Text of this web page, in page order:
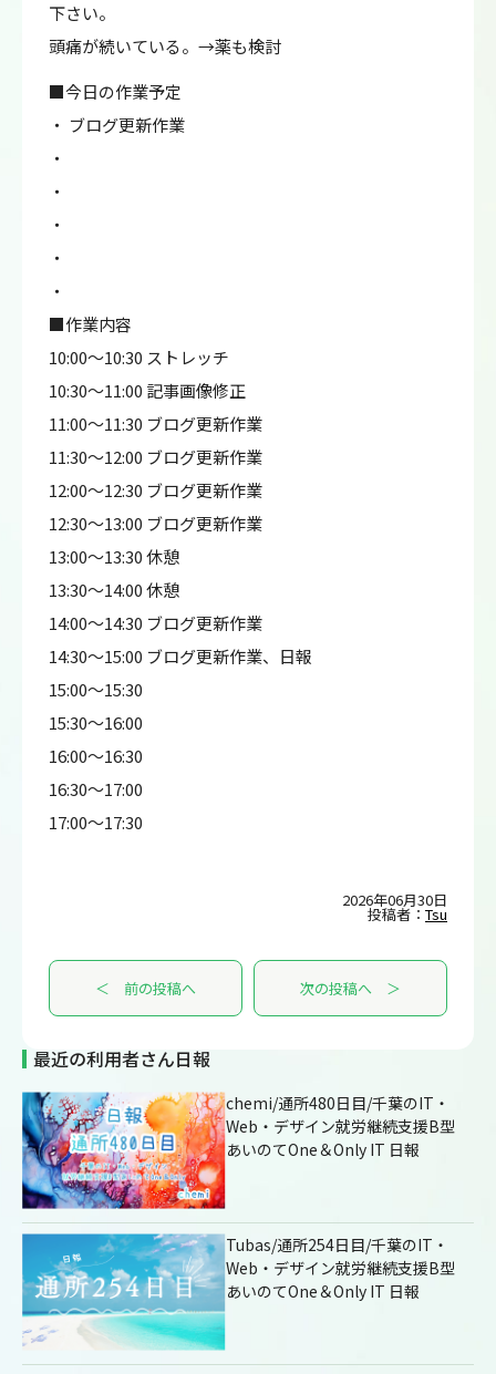
下さい。
頭痛が続いている。→薬も検討
■今日の作業予定
・ ブログ更新作業
・
・
・
・
・
■作業内容
10:00～10:30 ストレッチ
10:30～11:00 記事画像修正
11:00～11:30 ブログ更新作業
11:30～12:00 ブログ更新作業
12:00～12:30 ブログ更新作業
12:30～13:00 ブログ更新作業
13:00～13:30 休憩
13:30～14:00 休憩
14:00～14:30 ブログ更新作業
14:30～15:00 ブログ更新作業、日報
15:00～15:30
15:30～16:00
16:00～16:30
16:30～17:00
17:00～17:30
2026年06月30日
投稿者： Tsu
＜ 前の投稿へ 次の投稿へ ＞
最近の利用者さん日報
chemi/通所480日目/千葉のIT・
Web・デザイン就労継続支援B型
あいのてOne＆Only IT 日報
Tubas/通所254日目/千葉のIT・
Web・デザイン就労継続支援B型
あいのてOne＆Only IT 日報